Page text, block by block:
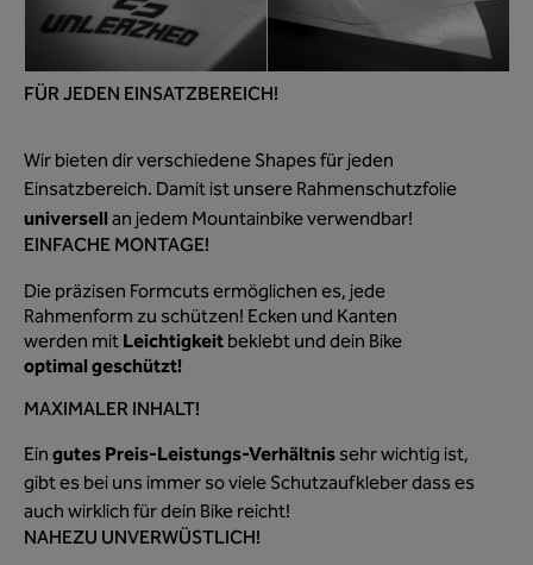
FÜR JEDEN EINSATZBEREICH!
Wir bieten dir verschiedene Shapes für jeden
Einsatzbereich. Damit ist unsere Rahmenschutzfolie
universellan jedem Mountainbike verwendbar!
EINFACHE MONTAGE!
Die präzisen Formcuts ermöglichen es, jede
Rahmenform zu schützen! Ecken und Kanten
werden mitLeichtigkeitbeklebt und dein Bike
optimal geschützt!
MAXIMALER INHALT!
Eingutes Preis-Leistungs-Verhältnissehr wichtig ist,
gibt es bei uns immer so viele Schutzaufkleber dass es
auch wirklich für dein Bike reicht!
NAHEZU UNVERWÜSTLICH!